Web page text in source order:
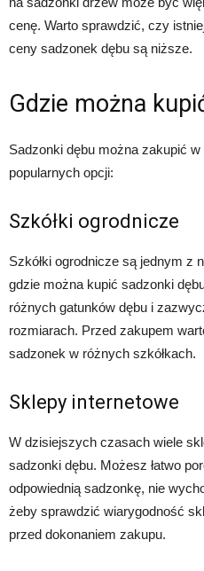
cenę. Warto sprawdzić, czy
ceny sadzonek dębu są niższe.
Gdzie można
Sadzonki dębu można zakupić
popularnych opcji:
Szkółki ogrodnicze
Szkółki ogrodnicze są jednym z
gdzie można kupić sadzonki
różnych gatunków dębu i
rozmiarach. Przed zakupem
sadzonek w różnych szkółkach.
Sklepy internetowe
W dzisiejszych czasach wiele
sadzonki dębu. Możesz łatwo
odpowiednią sadzonkę, nie
żeby sprawdzić wiarygodność
przed dokonaniem zakupu.